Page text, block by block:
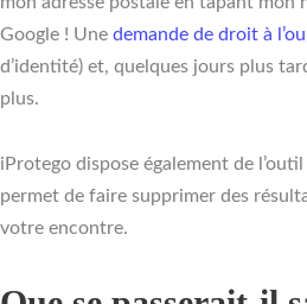
Google ! Une demande de droit à
d’identité) et, quelques jours plus
plus.
iProtego dispose également de
permet de faire supprimer des
votre encontre.